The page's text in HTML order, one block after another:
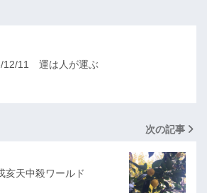
12/11 運は人が運ぶ
次の記事
亥天中殺ワールド